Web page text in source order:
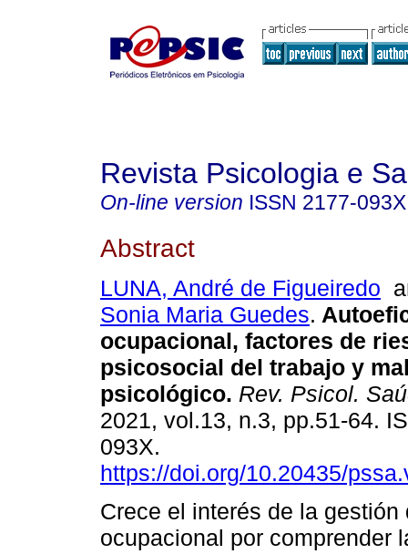
Revista Psicologia e
On-line version ISSN 2177-093X
Abstract
LUNA, André de Figueiredo
Sonia Maria Guedes.
ocupacional, factores de
psicosocial del trabajo y
psicológico. Rev. Psicol.
2021, vol.13, n.3, pp.51-64.
093X.
https://doi.org/10.20435/
Crece el interés de la gestión
ocupacional por comprender